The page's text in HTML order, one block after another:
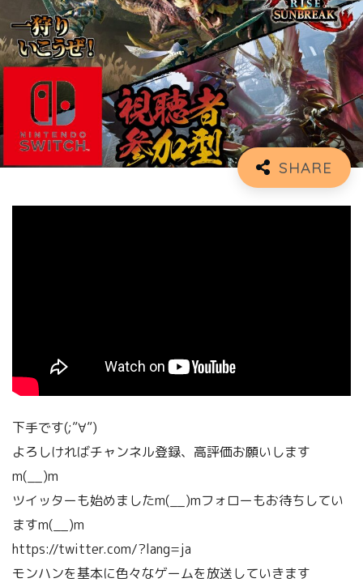
下手です(;”∀”)
よろしければチャンネル登録、高評価お願いします
m(__)m
ツイッターも始めましたm(__)mフォローもお待ちしてい
ますm(__)m
https://twitter.com/?lang=ja
モンハンを基本に色々なゲームを放送していきます